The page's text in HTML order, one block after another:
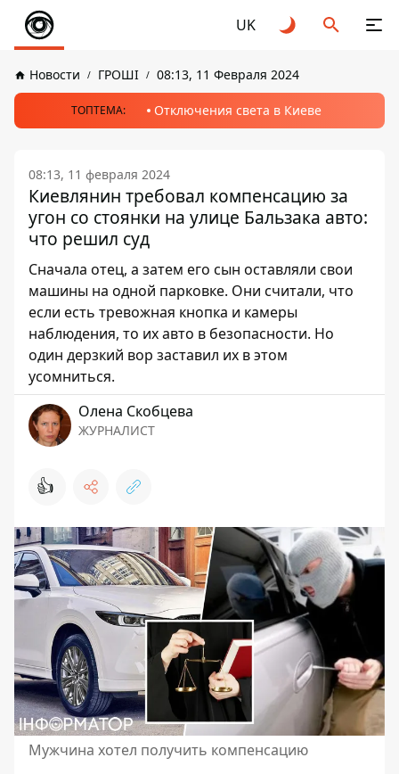
UK
Новости ГРОШІ 08:13, 11 Февраля 2024
ТОПТЕМА: Отключения света в Киеве
08:13, 11 февраля 2024
Киевлянин требовал компенсацию за
угон со стоянки на улице Бальзака авто:
что решил суд
Сначала отец, а затем его сын оставляли свои
машины на одной парковке. Они считали, что
если есть тревожная кнопка и камеры
наблюдения, то их авто в безопасности. Но
один дерзкий вор заставил их в этом
усомниться.
Олена Скобцева
ЖУРНАЛИСТ
👍
Мужчина хотел получить компенсацию